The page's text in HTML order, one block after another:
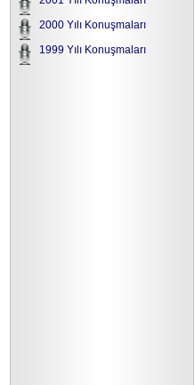
2000 Yılı Konuşmaları
1999 Yılı Konuşmaları